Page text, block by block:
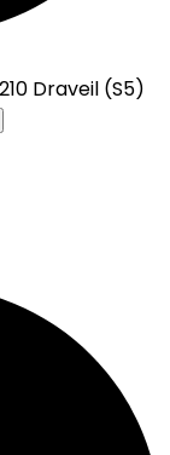
Draveil (S5)